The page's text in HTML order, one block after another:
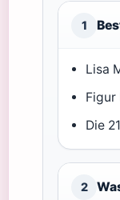
1
Lisa
Figur
Die
2